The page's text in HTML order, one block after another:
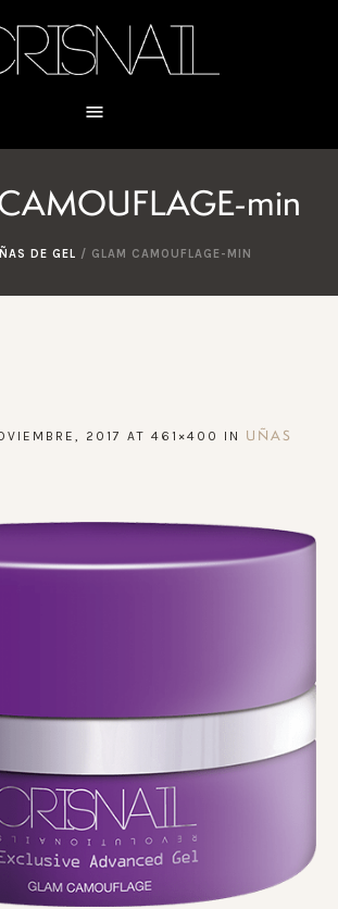
min
DE GEL / GLAM CAMOUFLAGE-MIN
2017 AT 461×400 IN
UÑAS